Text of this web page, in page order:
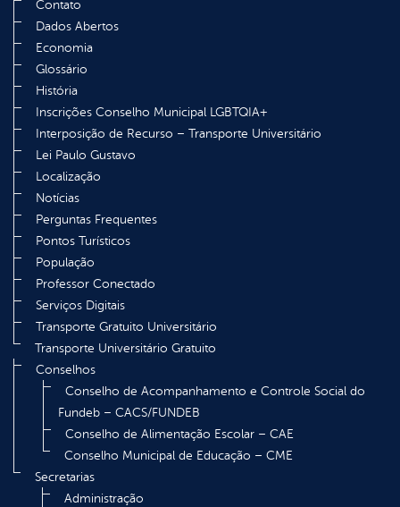
Contato
Dados Abertos
Economia
Glossário
História
Inscrições Conselho Municipal LGBTQIA+
Interposição de Recurso – Transporte Universitário
Lei Paulo Gustavo
Localização
Notícias
Perguntas Frequentes
Pontos Turísticos
População
Professor Conectado
Serviços Digitais
Transporte Gratuito Universitário
Transporte Universitário Gratuito
Conselhos
Conselho de Acompanhamento e Controle Social do
Fundeb – CACS/FUNDEB
Conselho de Alimentação Escolar – CAE
Conselho Municipal de Educação – CME
Secretarias
Administração